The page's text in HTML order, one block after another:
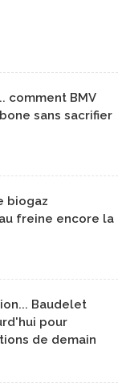
comment BMV
sans sacrifier
biogaz
freine encore la
Baudelet
pour
de demain